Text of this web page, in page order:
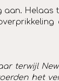
aan. Helaas
terwijl
het